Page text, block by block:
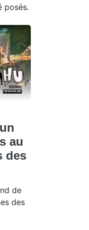
posés.
au
des
de
des